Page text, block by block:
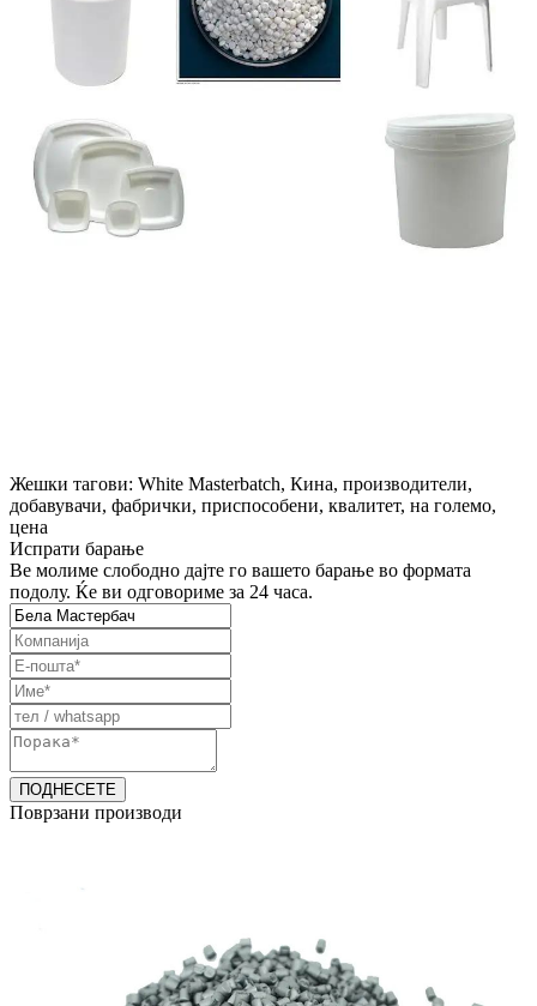
Жешки тагови: White Masterbatch, Кина, производители,
добавувачи, фабрички, приспособени, квалитет, на големо,
цена
Испрати барање
Ве молиме слободно дајте го вашето барање во формата
подолу. Ќе ви одговориме за 24 часа.
Поврзани производи